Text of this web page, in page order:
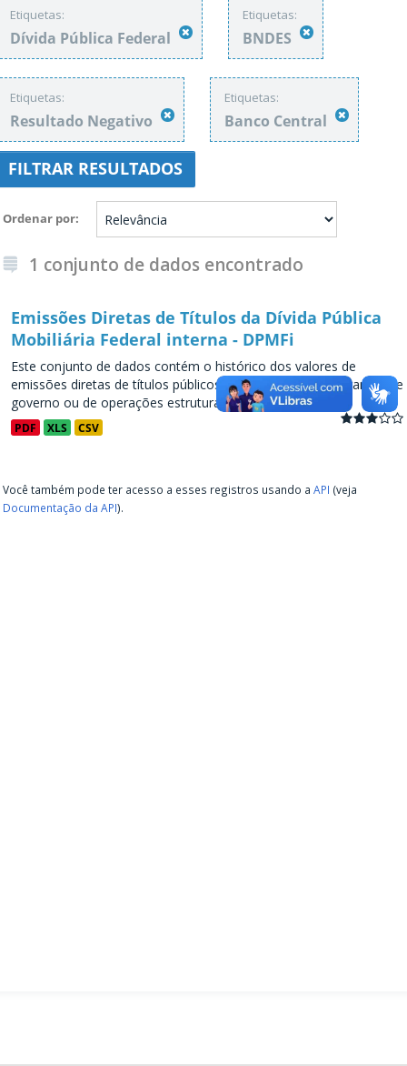
Etiquetas:
Dívida Pública Federal
Etiquetas:
BNDES
Etiquetas:
Resultado Negativo
Etiquetas:
Banco Central
FILTRAR RESULTADOS
Ordenar por
1 conjunto de dados encontrado
Emissões Diretas de Títulos da Dívida Pública
Mobiliária Federal interna - DPMFi
Este conjunto de dados contém o histórico dos valores de
emissões diretas de títulos públicos, decorrentes de programas de
governo ou de operações estruturadas, a partir de...
PDF XLS CSV
Você também pode ter acesso a esses registros usando a API (veja
Documentação da API).